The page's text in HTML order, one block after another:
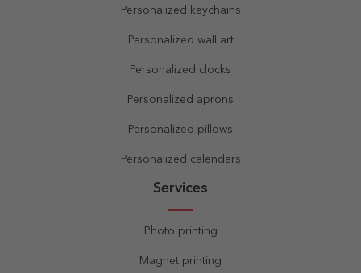
Personalized keychains
Personalized wall art
Personalized clocks
Personalized aprons
Personalized pillows
Personalized calendars
Services
Photo printing
Magnet printing